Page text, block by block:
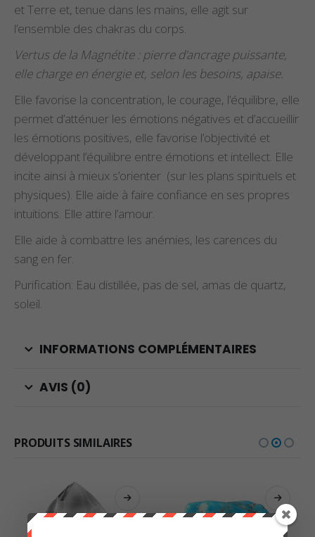
et Terre et, tenue dans les mains, elle agit sur
l’ensemble des chakras du corps.
Vertus de la Magnétite : pierre d’ancrage puissante,
elle charge en énergie et, selon les besoins, apaise.
Elle favorise la concentration, le courage, l’équilibre, elle
permet d’atténuer les émotions négatives et d’accueillir
les émotions positives, elle favorise l’objectivité et
développant l’équilibre entre émotions et intellect. Elle
incite ainsi à mieux s’orienter (sur les plans spirituels et
physiques). Elle aide à faire confiance en ses propres
intuitions. Elle attire l’amour.
Elle aide à combattre les anémies, les carences du
sang en fer.
Purification: Eau distillée, pas de sel, amas de quartz,
soleil.
INFORMATIONS COMPLÉMENTAIRES
AVIS (0)
PRODUITS SIMILAIRES